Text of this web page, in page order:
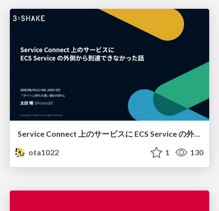
Service Connect 上のサービスに ECS Service の外側から到達できなかった話
ota1022
1 130